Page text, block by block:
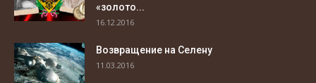
«золото...
16.12.2016
Возвращение на Селену
11.03.2016